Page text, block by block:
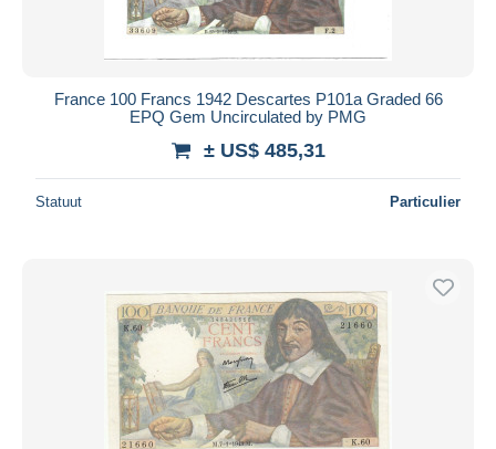
France 100 Francs 1942 Descartes P101a Graded 66
EPQ Gem Uncirculated by PMG
± US$ 485,31
Statuut Particulier